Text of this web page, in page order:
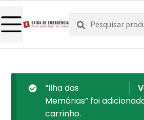
Pesquisar
por:
Pesquisa
“Ilha das
Memórias” foi
carrinho.